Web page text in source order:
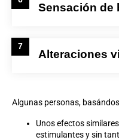
Sensación de
7
Alteraciones
Algunas personas,
Unos efectos
estimulantes y sin